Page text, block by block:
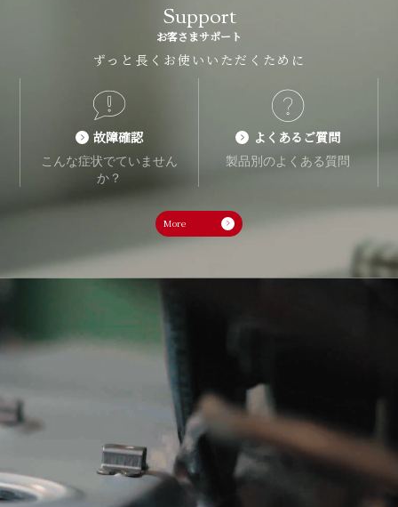
Support
お客さまサポート
ずっと長くお使いいただくために
故障確認
こんな症状でていません
か？
よくあるご質問
製品別のよくある質問
More